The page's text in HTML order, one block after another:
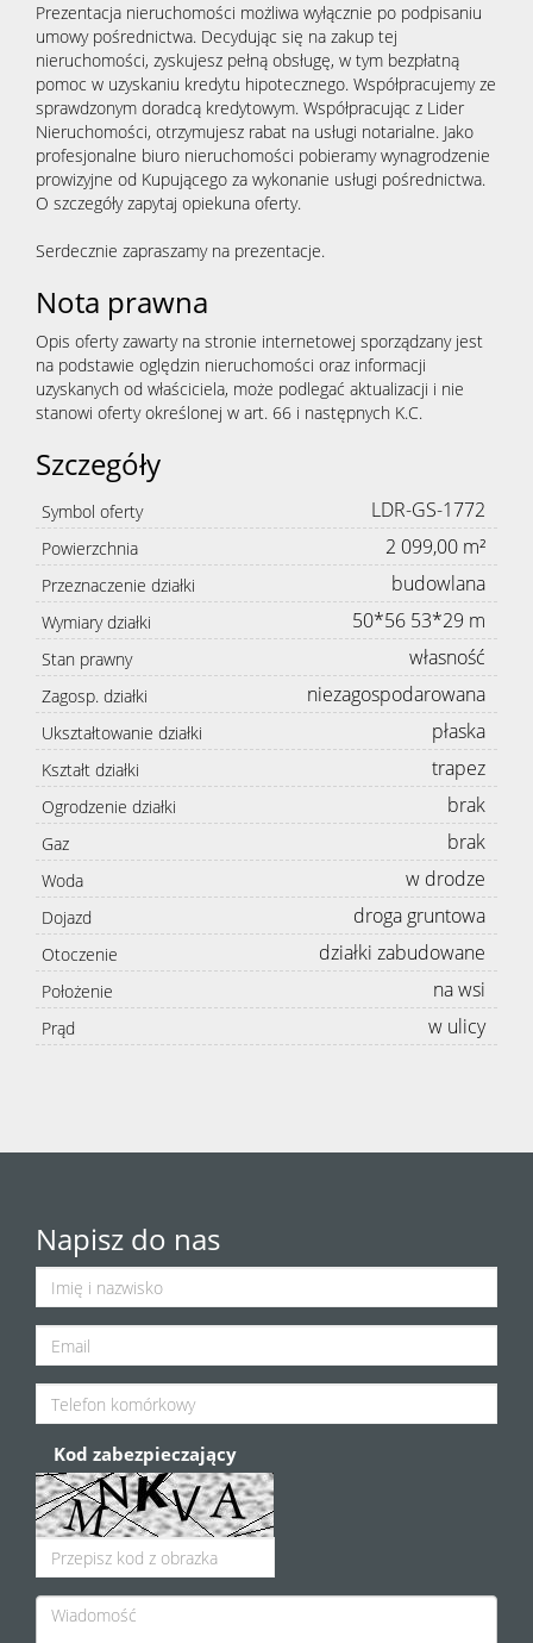
Prezentacja nieruchomości możliwa wyłącznie po podpisaniu
umowy pośrednictwa. Decydując się na zakup tej
nieruchomości, zyskujesz pełną obsługę, w tym bezpłatną
pomoc w uzyskaniu kredytu hipotecznego. Współpracujemy ze
sprawdzonym doradcą kredytowym. Współpracując z Lider
Nieruchomości, otrzymujesz rabat na usługi notarialne. Jako
profesjonalne biuro nieruchomości pobieramy wynagrodzenie
prowizyjne od Kupującego za wykonanie usługi pośrednictwa.
O szczegóły zapytaj opiekuna oferty.
Serdecznie zapraszamy na prezentacje.
Nota prawna
Opis oferty zawarty na stronie internetowej sporządzany jest
na podstawie oględzin nieruchomości oraz informacji
uzyskanych od właściciela, może podlegać aktualizacji i nie
stanowi oferty określonej w art. 66 i następnych K.C.
Szczegóły
Symbol oferty LDR-GS-1772
Powierzchnia 2 099,00 m²
Przeznaczenie działki budowlana
Wymiary działki 50*56 53*29 m
Stan prawny własność
Zagosp. działki niezagospodarowana
Ukształtowanie działki płaska
Kształt działki trapez
Ogrodzenie działki brak
Gaz brak
Woda w drodze
Dojazd droga gruntowa
Otoczenie działki zabudowane
Położenie na wsi
Prąd w ulicy
Napisz do nas
Kod zabezpieczający